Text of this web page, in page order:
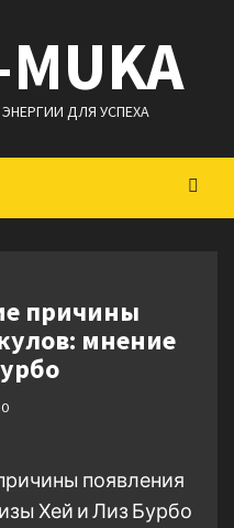
ДЛЯ УСПЕХА
причины
мнение
0